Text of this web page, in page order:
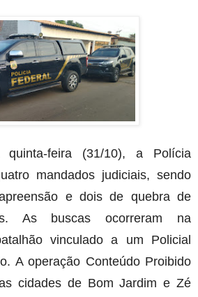
feira (31/10), a Polícia
mandados judiciais, sendo
e dois de quebra de
As buscas ocorreram na
vinculado a um Policial
A operação Conteúdo Proibido
cidades de Bom Jardim e Zé